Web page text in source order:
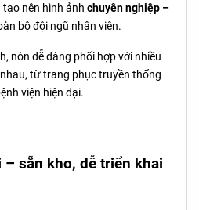
nên hình ảnh chuyên nghiệp –
bộ đội ngũ nhân viên.
nón dễ dàng phối hợp với nhiều
từ trang phục truyền thống
viện hiện đại.
sẵn kho, dễ triển khai